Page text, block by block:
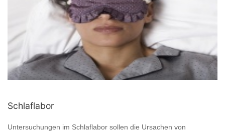
Schlaflabor
Untersuchungen im Schlaflabor sollen die Ursachen von